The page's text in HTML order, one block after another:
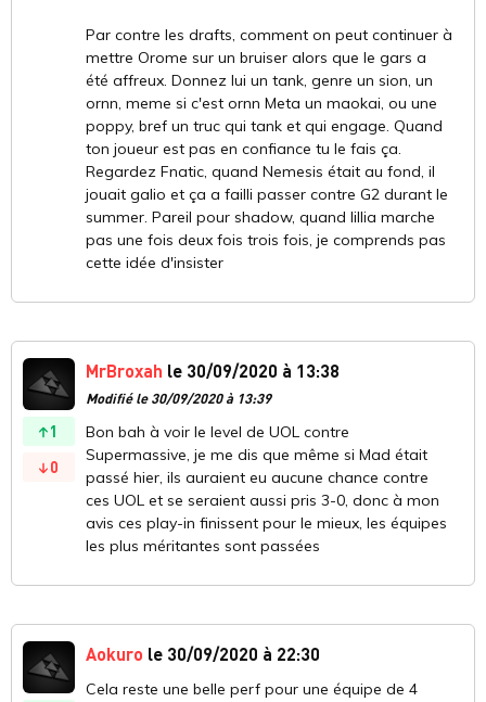
Par contre les drafts, comment on peut continuer à
mettre Orome sur un bruiser alors que le gars a
été affreux. Donnez lui un tank, genre un sion, un
ornn, meme si c'est ornn Meta un maokai, ou une
poppy, bref un truc qui tank et qui engage. Quand
ton joueur est pas en confiance tu le fais ça.
Regardez Fnatic, quand Nemesis était au fond, il
jouait galio et ça a failli passer contre G2 durant le
summer. Pareil pour shadow, quand lillia marche
pas une fois deux fois trois fois, je comprends pas
cette idée d'insister
1
0
MrBroxah le 30/09/2020 à 13:38
Modifié le 30/09/2020 à 13:39
Bon bah à voir le level de UOL contre
Supermassive, je me dis que même si Mad était
passé hier, ils auraient eu aucune chance contre
ces UOL et se seraient aussi pris 3-0, donc à mon
avis ces play-in finissent pour le mieux, les équipes
les plus méritantes sont passées
Aokuro le 30/09/2020 à 22:30
Cela reste une belle perf pour une équipe de 4